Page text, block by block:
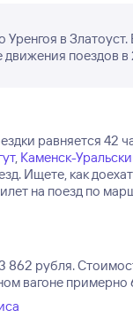
в Златоуст.
движения поездов в
равняется 42
, Каменск-
Ищете, как
на поезд по
862 рубля.
вагоне примерно